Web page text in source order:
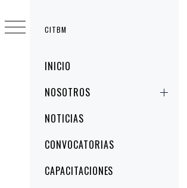
CITBM
INICIO
NOSOTROS
NOTICIAS
CONVOCATORIAS
CAPACITACIONES